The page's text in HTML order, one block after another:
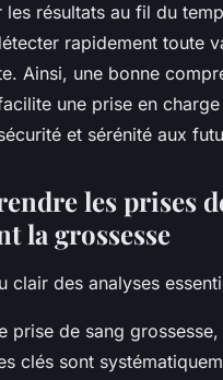
les résultats au fil du
rapidement toute
Ainsi, une bonne
une prise en
et sérénité aux
les prises
la grossesse
clair des analyses
prise de sang
clés sont